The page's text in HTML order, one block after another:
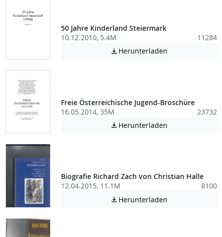
50 Jahre Kinderland Steiermark
10.12.2010, 5.4M
11284
 Herunterladen
Freie Österreichische Jugend-Broschüre
16.05.2014, 35M
23732
 Herunterladen
Biografie Richard Zach von Christian Halle
12.04.2015, 11.1M
8100
 Herunterladen